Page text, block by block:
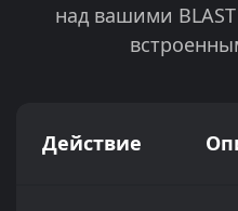
над вашими
Действие